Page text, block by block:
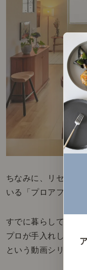
ちなみに、リセノの
いる「プロアフター
すでに暮らしていら
プロが手入れして「
という動画シリーズ